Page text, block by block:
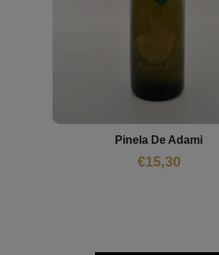
Pinela De Adami
€15,30